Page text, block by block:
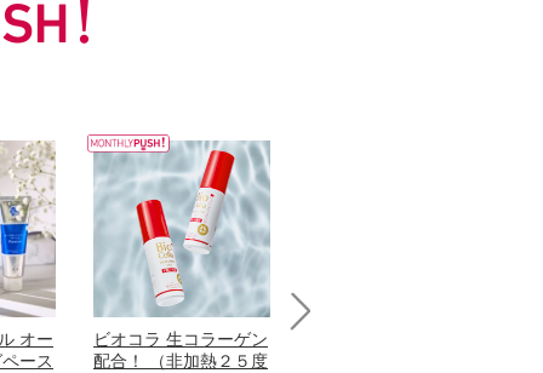
オー
ース
ビオコラ 生コラーゲン
配合！ （非加熱２５度